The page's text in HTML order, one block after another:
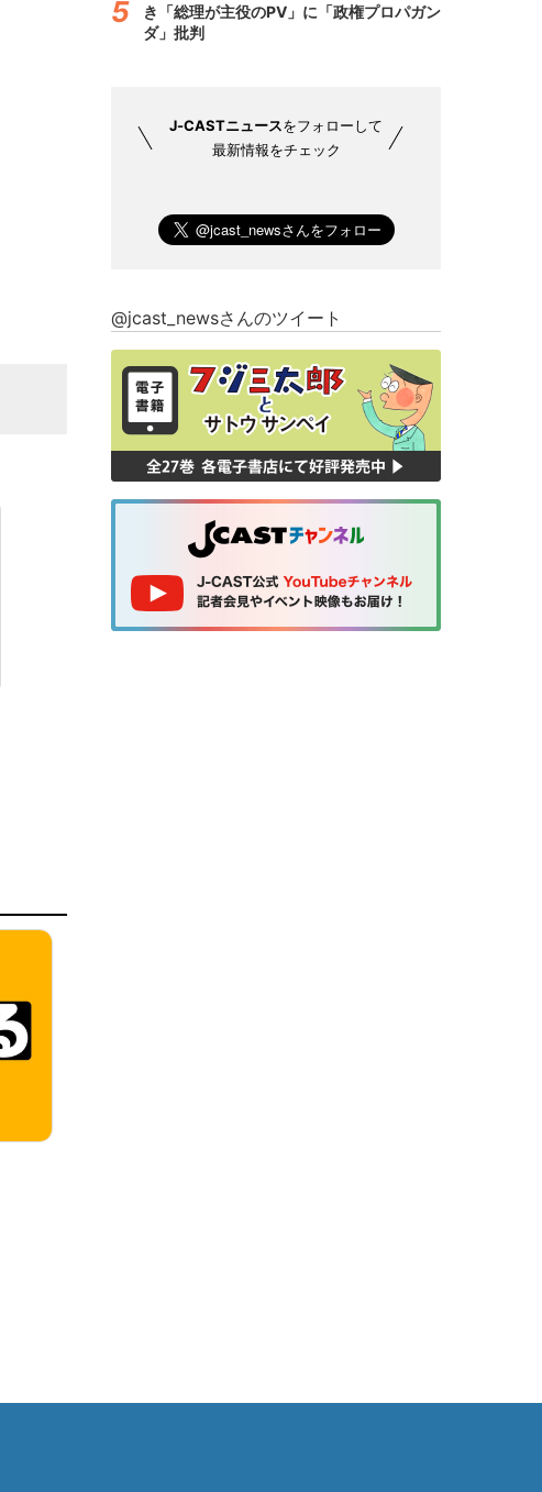
き「総理が主役のPV」に「政権プロパガン
ダ」批判
J-CASTニュースをフォローして
最新情報をチェック
@jcast_newsさんのツイート